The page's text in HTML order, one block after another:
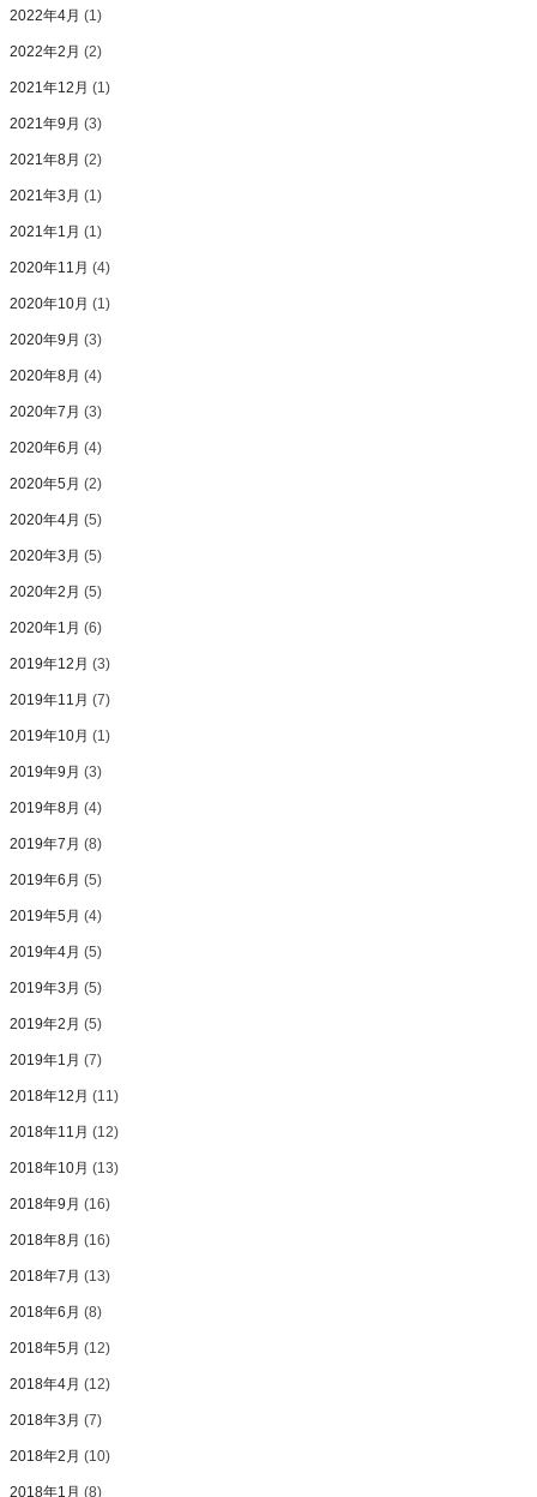
2022年4月 (1)
2022年2月 (2)
2021年12月 (1)
2021年9月 (3)
2021年8月 (2)
2021年3月 (1)
2021年1月 (1)
2020年11月 (4)
2020年10月 (1)
2020年9月 (3)
2020年8月 (4)
2020年7月 (3)
2020年6月 (4)
2020年5月 (2)
2020年4月 (5)
2020年3月 (5)
2020年2月 (5)
2020年1月 (6)
2019年12月 (3)
2019年11月 (7)
2019年10月 (1)
2019年9月 (3)
2019年8月 (4)
2019年7月 (8)
2019年6月 (5)
2019年5月 (4)
2019年4月 (5)
2019年3月 (5)
2019年2月 (5)
2019年1月 (7)
2018年12月 (11)
2018年11月 (12)
2018年10月 (13)
2018年9月 (16)
2018年8月 (16)
2018年7月 (13)
2018年6月 (8)
2018年5月 (12)
2018年4月 (12)
2018年3月 (7)
2018年2月 (10)
2018年1月 (8)